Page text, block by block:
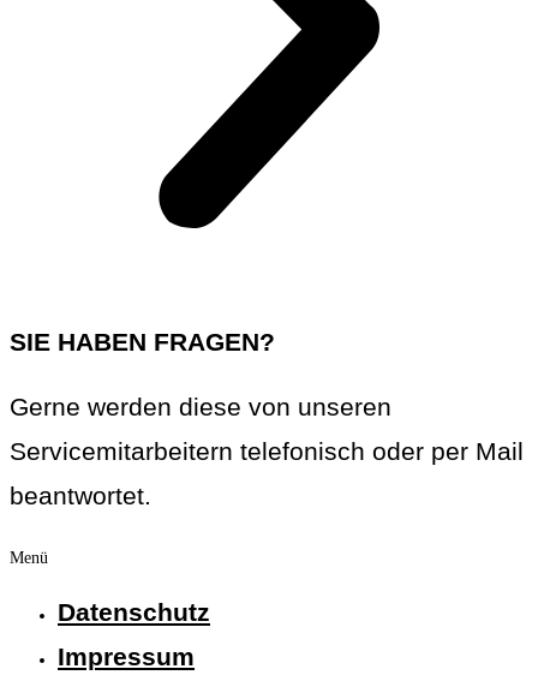
SIE HABEN FRAGEN?
Gerne werden diese von unseren
Servicemitarbeitern telefonisch oder per Mail
beantwortet.
Menü
Datenschutz
Impressum